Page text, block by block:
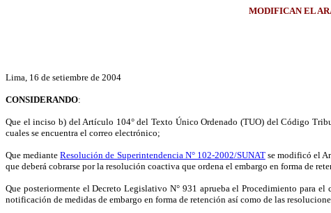
MODIFICAN EL
Lima, 16 de setiembre de 2004
CONSIDERANDO:
Que el inciso b) del Artículo 104° del Texto Único Ordenado (TUO) del Código
cuales se encuentra el correo electrónico;
Que medianteResolución de Superintendencia N° 102-2002/SUNATse modificó el
que deberá cobrarse por la resolución coactiva que ordena el embargo en forma de
Que posteriormente el Decreto Legislativo N° 931 aprueba el Procedimiento para
notificación de medidas de embargo en forma de retención así como de las